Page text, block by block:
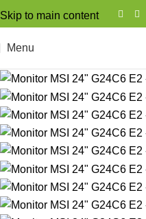
Skip to main content
Menu